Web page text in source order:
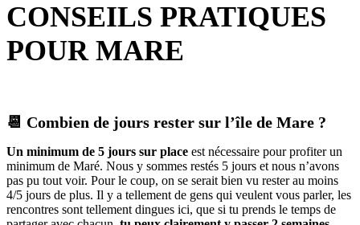
CONSEILS PRATIQUES
POUR MARE
📆 Combien de jours rester sur l’île de Mare ?
Un minimum de 5 jours sur place est nécessaire pour profiter un
minimum de Maré. Nous y sommes restés 5 jours et nous n’avons
pas pu tout voir. Pour le coup, on se serait bien vu rester au moins
4/5 jours de plus. Il y a tellement de gens qui veulent vous parler, les
rencontres sont tellement dingues ici, que si tu prends le temps de